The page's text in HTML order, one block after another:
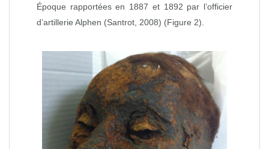
Époque rapportées en 1887 et 1892 par l’officier
d’artillerie Alphen (Santrot, 2008) (Figure 2).